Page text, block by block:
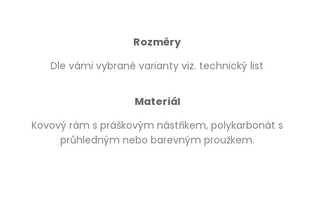
Rozměry
Dle vámi vybrané varianty viz. technický list
Materiál
Kovový rám s práškovým nástřikem, polykarbonát s
průhledným nebo barevným proužkem.